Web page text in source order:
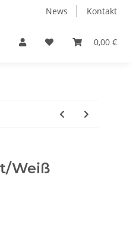
News Kontakt
0,00 €
Zubehör Receiver
Weiß